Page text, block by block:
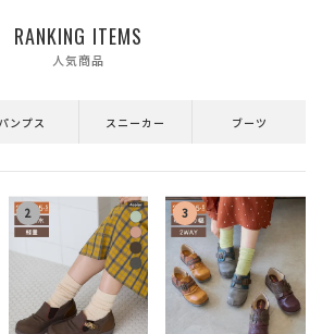
RANKING ITEMS
人気商品
ンプス スニーカー ブーツ